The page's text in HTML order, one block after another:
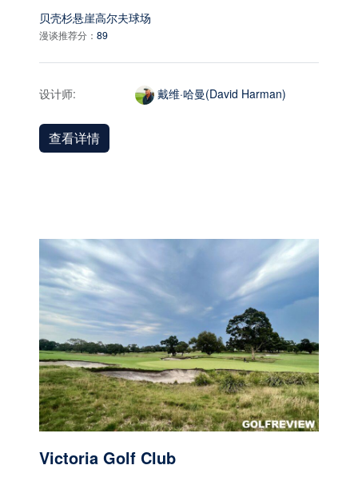
贝壳杉悬崖高尔夫球场
漫谈推荐分： 89
设计师: 戴维·哈曼(David Harman)
查看详情
Victoria Golf Club